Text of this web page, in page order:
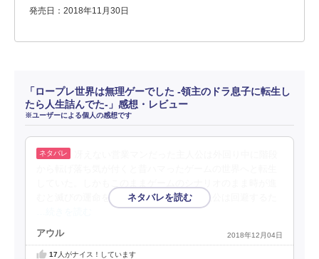
発売日：2018年11月30日
「ロープレ世界は無理ゲーでした -領主のドラ息子に転生し
たら人生詰んでた-」感想・レビュー
※ユーザーによる個人の感想です
むと滅びの運命を辿る事に気が付いた主人公は回避するた
アウル 2018年12月04日
17人がナイス！しています